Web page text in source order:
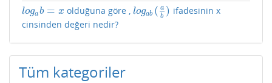
logab = x
logab =x olduğuna göre ,logab ( a
b )
logab( ab) ifadesinin x
cinsinden değeri nedir?
Tüm kategoriler